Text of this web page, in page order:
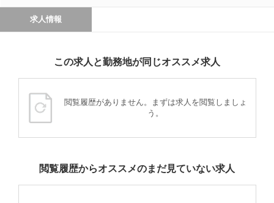
求人情報
この求人と勤務地が同じオススメ求人
閲覧履歴がありません。まずは求人を閲覧しましょ
う。
閲覧履歴からオススメのまだ見ていない求人